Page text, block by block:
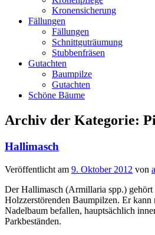
Kronensicherung
Fällungen
Fällungen
Schnittguträumung
Stubbenfräsen
Gutachten
Baumpilze
Gutachten
Schöne Bäume
Archiv der Kategorie:
Hallimasch
Veröffentlicht am 9. Oktober 2012 von
Der Hallimasch (Armillaria spp.) gehört
Holzzerstörenden Baumpilzen. Er kann
Nadelbaum befallen, hauptsächlich
Parkbeständen.